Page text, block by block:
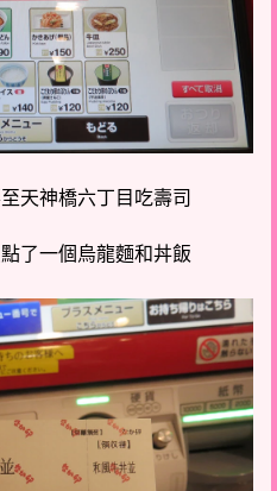
天神橋六丁目吃壽司
了一個烏龍麵和丼飯